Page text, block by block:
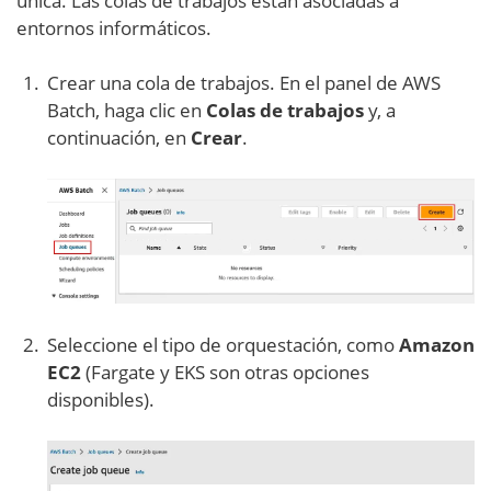
entornos informáticos.
Crear una cola de trabajos. En el panel de AWS
Batch, haga clic en Colas de trabajosy, a
continuación, en Crear.
Seleccione el tipo de orquestación, comoAmazon
EC2(Fargate y EKS son otras opciones
disponibles).